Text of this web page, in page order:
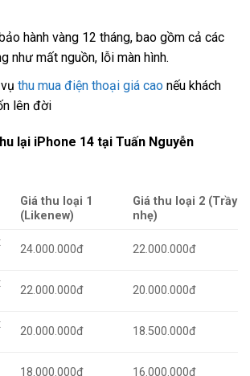
hành vàng 12 tháng, bao gồm cả các
như mất nguồn, lỗi màn hình.
thu mua điện thoại giá caonếu khách
lên đời
lại iPhone 14 tại Tuấn Nguyễn
Giá thu loại 1
(Likenew)
Giá thu loại 2 (Trầy
nhẹ)
24.000.000đ 22.000.000đ
22.000.000đ 20.000.000đ
20.000.000đ 18.500.000đ
18.000.000đ 16.000.000đ